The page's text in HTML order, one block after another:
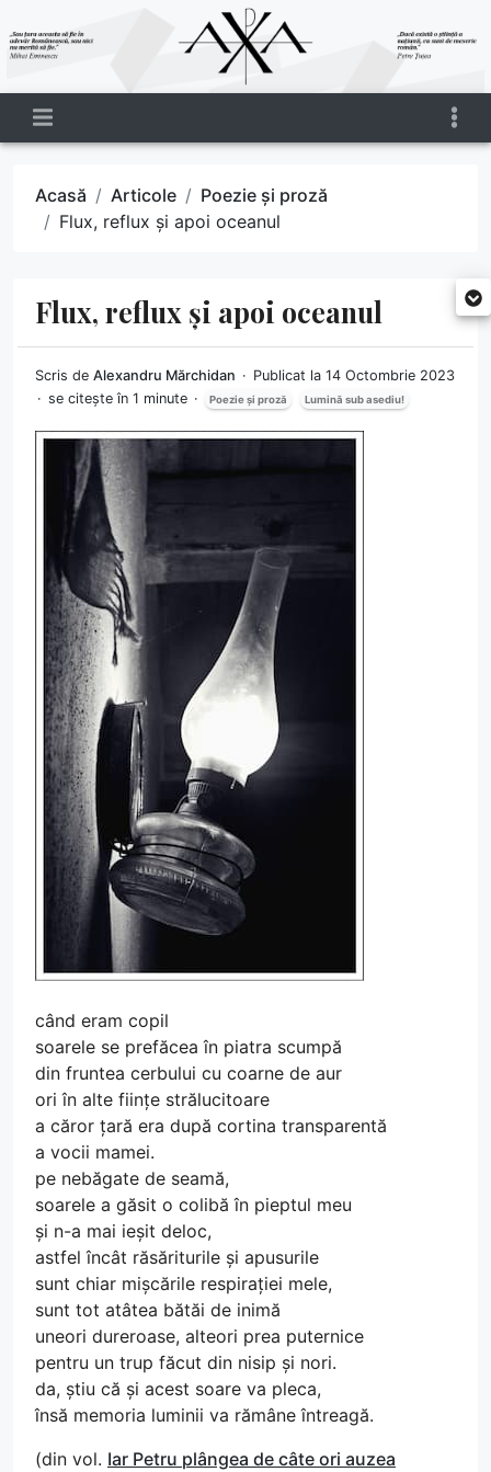
Acasă Articole
Poezie și proză
Flux, reflux și apoi oceanul
Flux, reflux și apoi oceanul
Scris de Alexandru Mărchidan
Publicat la 14 Octombrie 2023
se citește în 1 minute
Poezie și proză Lumină sub asediu!
când eram copil
soarele se prefăcea în piatra scumpă
din fruntea cerbului cu coarne de aur
ori în alte ființe strălucitoare
a căror țară era după cortina transparentă
a vocii mamei.
pe nebăgate de seamă,
soarele a găsit o colibă în pieptul meu
și n-a mai ieșit deloc,
astfel încât răsăriturile și apusurile
sunt chiar mișcările respirației mele,
sunt tot atâtea bătăi de inimă
uneori dureroase, alteori prea puternice
pentru un trup făcut din nisip și nori.
da, știu că și acest soare va pleca,
însă memoria luminii va rămâne întreagă.
(din vol. Iar Petru plângea de câte ori auzea